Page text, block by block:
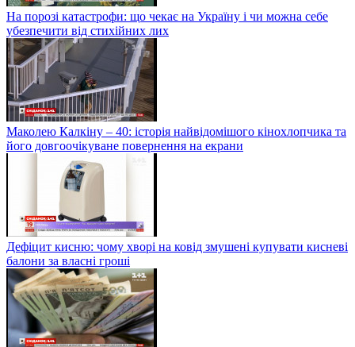
На порозі катастрофи: що чекає на Україну і чи можна себе
убезпечити від стихійних лих
Маколею Калкіну – 40: історія найвідомішого кінохлопчика та
його довгоочікуване повернення на екрани
Дефіцит кисню: чому хворі на ковід змушені купувати кисневі
балони за власні гроші